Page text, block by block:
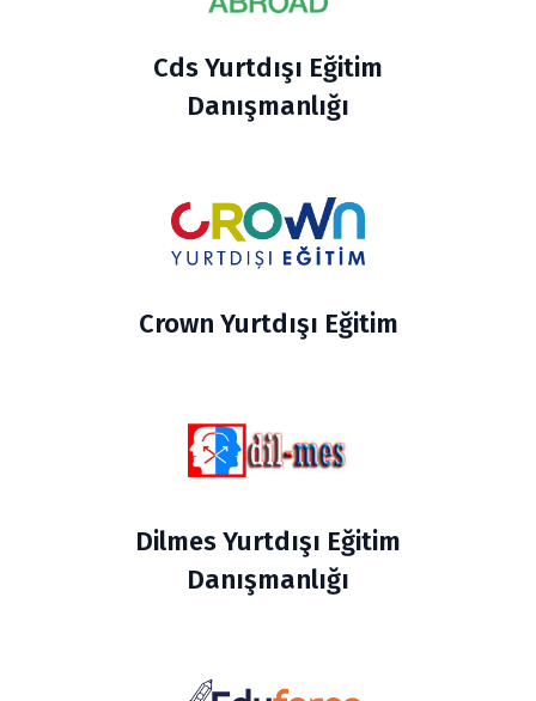
Cds Yurtdışı Eğitim
Danışmanlığı
Crown Yurtdışı Eğitim
Dilmes Yurtdışı Eğitim
Danışmanlığı